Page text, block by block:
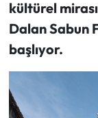
kültürel
Dalan Sabun
başlıyor.